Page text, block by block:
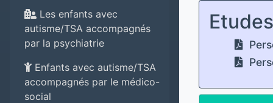
Les enfants avec
autisme/TSA accompagnés
par la psychiatrie
Enfants avec autisme/TSA
accompagnés par le médico-
social
Etudes